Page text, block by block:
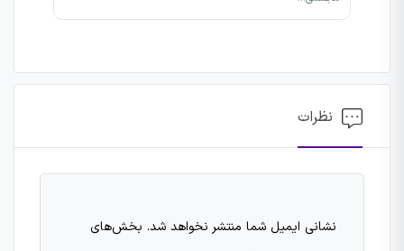
نظرات
نشانی ایمیل شما منتشر نخواهد شد. بخش‌های